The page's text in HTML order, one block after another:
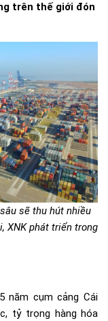
trên thế giới đón
sẽ thu hút nhiều
XNK phát triển trong
năm cụm cảng Cái
tỷ trọng hàng hóa